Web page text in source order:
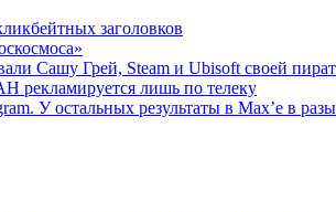
заголовков
Сашу Грей, Steam и Ubisoft своей
рекламируется лишь по телеку
У остальных результаты в Max’е в